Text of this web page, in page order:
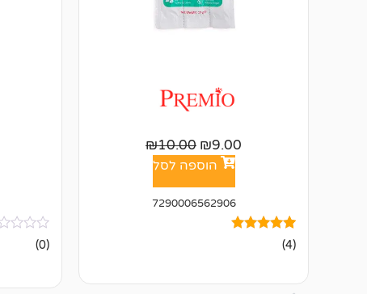
₪9.00
₪10.00
הוספה לסל
7290006562906
מדורגים
5.00
4(4)
אין
ביקורות
(0)